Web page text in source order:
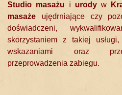
Studio masażu i urody w
masaże ujędrniające czy
doświadczeni,
skorzystaniem z takiej
wskazaniami oraz
przeprowadzenia zabiegu.